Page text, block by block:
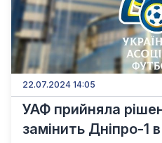
22.07.2024 14:05
УАФ прийняла
замінить Дніпро-1